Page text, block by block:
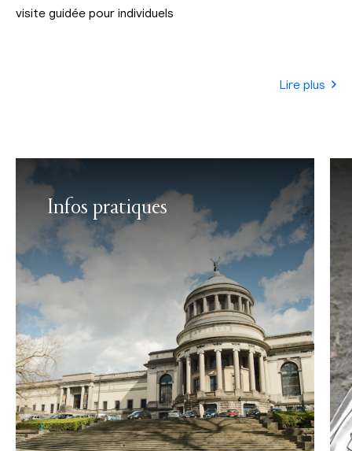
visite guidée pour individuels
Lire plus
Infos pratiques